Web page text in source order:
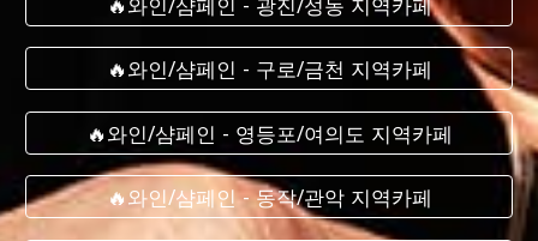
🔥와인/샴페인 - 구로/금천 지역카페
🔥와인/샴페인 - 영등포/여의도 지역카페
🔥와인/샴페인 - 동작/관악 지역카페